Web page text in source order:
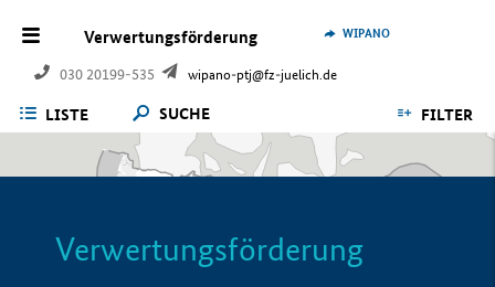
Verwertungsförderung
030 20199-535 wipano-ptj@fz-juelich.de
WIPANO
LISTE SUCHE FILTER
Verwertungsförderung